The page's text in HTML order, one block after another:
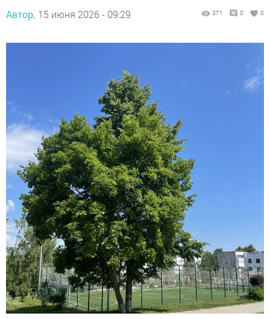
Автор, 15 июня 2026 - 09:29 371 0 0